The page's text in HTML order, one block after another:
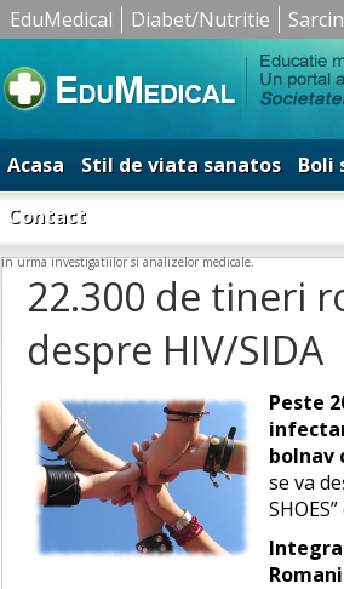
EduMedical Diabet/Nutritie
Acasa Stil de viata sanatos Boli
Contact
in urma investigatiilor si analizelor medicale.
22.300 de tineri
despre HIV/SIDA
Peste
bolnav
se va